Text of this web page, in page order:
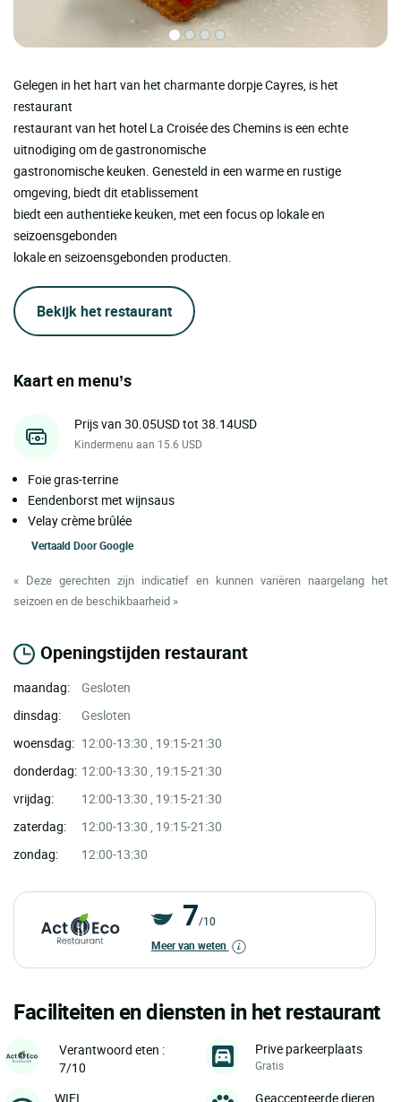
Gelegen in het hart van het charmante dorpje Cayres, is het
restaurant
restaurant van het hotel La Croisée des Chemins is een echte
uitnodiging om de gastronomische
gastronomische keuken. Genesteld in een warme en rustige
omgeving, biedt dit etablissement
biedt een authentieke keuken, met een focus op lokale en
seizoensgebonden
lokale en seizoensgebonden producten.
Bekijk het restaurant
Kaart en menu’s
Prijs van 30.05USD tot 38.14USD
Kindermenu aan 15.6 USD
Foie gras-terrine
Eendenborst met wijnsaus
Velay crème brûlée
Vertaald DoorGoogle
« Deze gerechten zijn indicatief en kunnen variëren naargelang het
seizoen en de beschikbaarheid »
Openingstijden restaurant
maandag:
Gesloten
dinsdag:
Gesloten
woensdag: 12:00-13:30 , 19:15-21:30
donderdag: 12:00-13:30 , 19:15-21:30
vrijdag:
12:00-13:30 , 19:15-21:30
zaterdag:
12:00-13:30 , 19:15-21:30
zondag:
12:00-13:30
7/10
Meer van weten
Faciliteiten en diensten in het restaurant
Verantwoord eten :
7/10
Prive parkeerplaats
Gratis
WIFI Geaccepteerde dieren